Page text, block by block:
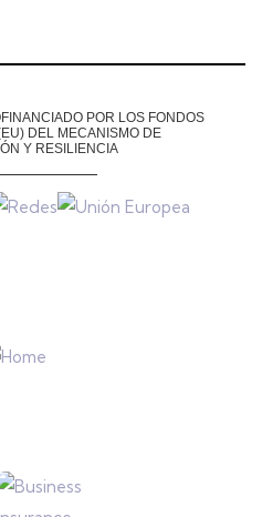
POR LOS FONDOS
DEL MECANISMO DE
Y RESILIENCIA